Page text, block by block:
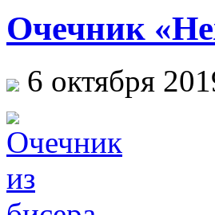
Очечник
6 октября